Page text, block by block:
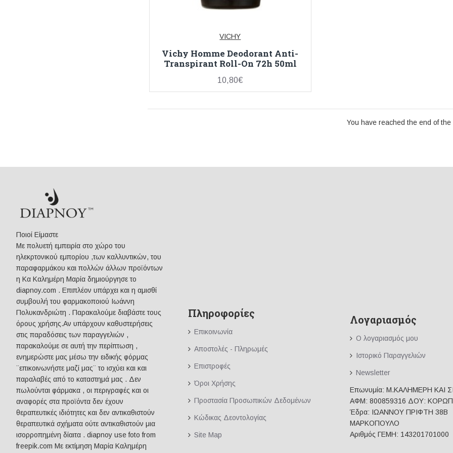
VICHY
Vichy Homme Deodorant Anti-
Transpirant Roll-On 72h 50ml
10,80€
You have reached the end of the
Ποιοί Είμαστε
Mε πολυετή εμπειρία στο χώρο του
ηλεκρτονικού εμπορίου ,των καλλυντικών, του
παραφαρμάκου και πολλών άλλων προϊόντων
η Κα Καλημέρη Μαρία δημιούργησε το
diapnoy.com . Επιπλέον υπάρχει και η αμισθί
συμβουλή του φαρμακοποιού Ιωάννη
Πολυκανδριώτη . Παρακαλούμε διαβάστε τους
όρους χρήσης.Αν υπάρχουν καθυστερήσεις
στις παραδόσεις των παραγγελιών ,
παρακαλούμε σε αυτή την περίπτωση ,
ενημερώστε μας μέσω την ειδικής φόρμας
¨επικοινωνήστε μαζί μας¨ το ισχύει και και
παραλαβές από το καταστημά μας . Δεν
πωλούνται φάρμακα , οι περιγραφές και οι
αναφορές στα προϊόντα δεν έχουν
θεραπευτικές ιδιότητες και δεν αντικαθιστούν
θεραπευτικά σχήματα ούτε αντικαθιστούν μια
ισορροπημένη δίαιτα . diapnoy use foto from
freepik.com Με εκτίμηση Μαρία Καλημέρη
Πληροφορίες
Επικοινωνία
Αποστολές - Πληρωμές
Επιστροφές
Όροι Χρήσης
Προστασία Προσωπικών Δεδομένων
Κώδικας Δεοντολογίας
Site Map
Λογαριασμός
Ο λογαριασμός μου
Ιστορικό Παραγγελιών
Newsletter
Επωνυμία: Μ.ΚΑΛΗΜΕΡΗ ΚΑΙ
ΑΦΜ: 800859316 ΔΟΥ:
Έδρα: ΙΩΑΝΝΟΥ ΠΡΙΦΤΗ 38Β
ΜΑΡΚΟΠΟΥΛΟ
Αριθμός ΓΕΜΗ: 143201701000